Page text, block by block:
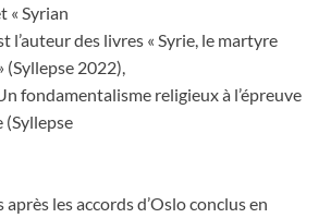
« Syrian
l’auteur des livres « Syrie, le martyre
2022),
fondamentalisme religieux à l’épreuve
(Syllepse
les accords d’Oslo conclus en